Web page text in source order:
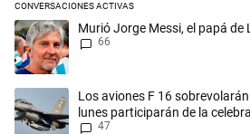
CONVERSACIONES ACTIVAS
Este listado muestra los artículos con
Un artículo de tendencia con el título
Murió Jorge Messi, el papá de
66
Un artículo de tendencia con el título
Los aviones F 16
lunes participarán de la
47